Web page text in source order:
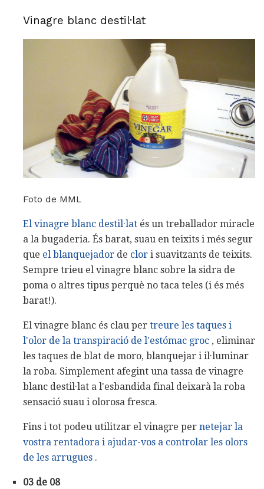
Vinagre blanc destil·lat
Foto de MML
El vinagre blanc destil·lat és un treballador miracle
a la bugaderia. És barat, suau en teixits i més segur
que el blanquejador de clor i suavitzants de teixits.
Sempre trieu el vinagre blanc sobre la sidra de
poma o altres tipus perquè no taca teles (i és més
barat!).
El vinagre blanc és clau per treure les taques i
l'olor de la transpiració de l'estómac groc , eliminar
les taques de blat de moro, blanquejar i il·luminar
la roba. Simplement afegint una tassa de vinagre
blanc destil·lat a l'esbandida final deixarà la roba
sensació suau i olorosa fresca.
Fins i tot podeu utilitzar el vinagre per netejar la
vostra rentadora i ajudar-vos a controlar les olors
de les arrugues .
03 de 08